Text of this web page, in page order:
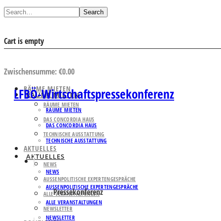
Search
Cart is empty
Zwischensumme:€0.00
RÄUME MIETEN
RÄUME MIETEN
DAS CONCORDIA HAUS
TECHNISCHE AUSSTATTUNG
AKTUELLES
NEWS
AUSSENPOLITISCHE EXPERTENGESPRÄCHE
ALLE VERANSTALTUNGEN
NEWSLETTER
RÄUME MIETEN
RÄUME MIETEN
DAS CONCORDIA HAUS
TECHNISCHE AUSSTATTUNG
AKTUELLES
NEWS
AUSSENPOLITISCHE EXPERTENGESPRÄCHE
ALLE VERANSTALTUNGEN
NEWSLETTER
LFBÖ-Wirtschaftspressekonferenz
Pressekonferenz